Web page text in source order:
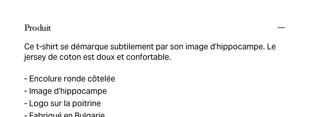
Produit
Ce t-shirt se démarque subtilement par son image d’hippocampe. Le
jersey de coton est doux et confortable.
Encolure ronde côtelée
Image d’hippocampe
Logo sur la poitrine